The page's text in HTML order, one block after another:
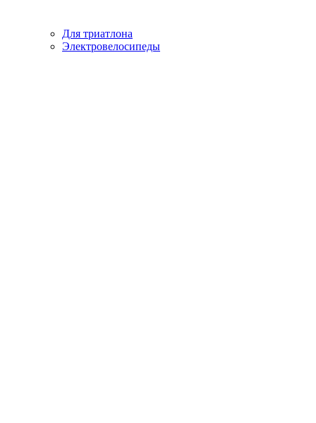
Для триатлона
Электровелосипеды